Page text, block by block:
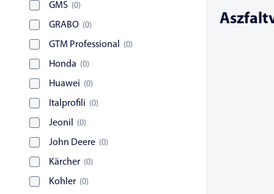
GMS (0)
GRABO (0)
GTM Professional (0)
Honda (0)
Huawei (0)
Italprofili (0)
Jeonil (0)
John Deere (0)
Kärcher (0)
Kohler (0)